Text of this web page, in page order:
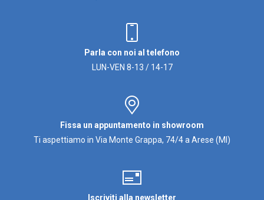
Parla con noi al telefono
LUN-VEN 8-13 / 14-17
Fissa un appuntamento in showroom
Ti aspettiamo in Via Monte Grappa, 74/4 a Arese (MI)
Iscriviti alla newsletter